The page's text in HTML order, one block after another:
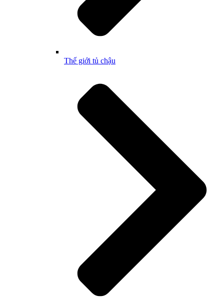
Thế giới tủ chậu